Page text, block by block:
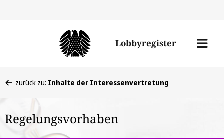
den
Lobbyregister
Menü
befinden
hier:
zurück zu: Inhalte der Interessenvertretung
Regelungsvorhaben